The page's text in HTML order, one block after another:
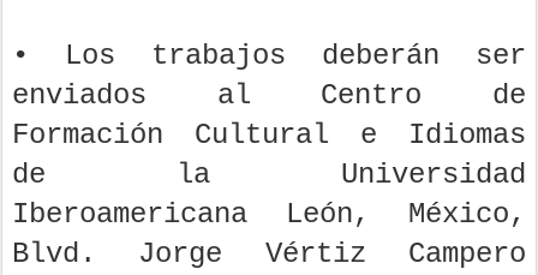
• Los trabajos deberán ser
enviados al Centro de
Formación Cultural e Idiomas
de la Universidad
Iberoamericana León, México,
Blvd. Jorge Vértiz Campero